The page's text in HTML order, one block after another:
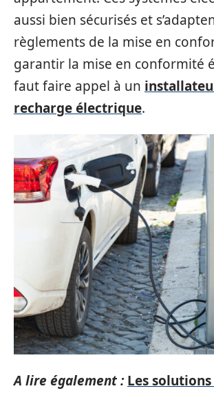
aussi bien sécurisés et
règlements de la mise en
garantir la mise en conformité
faut faire appel à un
recharge électrique.
A lire également : Les